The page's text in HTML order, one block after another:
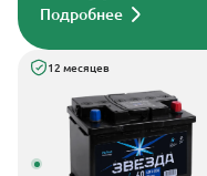
Подробнее
12 месяцев